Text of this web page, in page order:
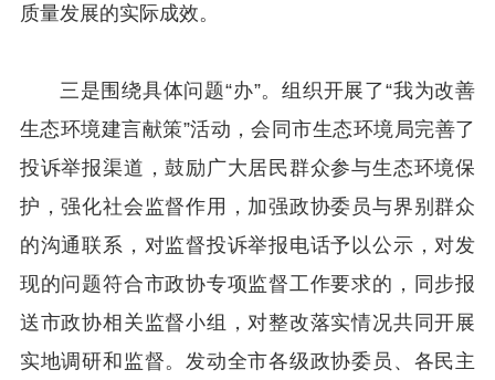
质量发展的实际成效。
三是围绕具体问题“办”。组织开展了“我为改善
生态环境建言献策”活动，会同市生态环境局完善了
投诉举报渠道，鼓励广大居民群众参与生态环境保
护，强化社会监督作用，加强政协委员与界别群众
的沟通联系，对监督投诉举报电话予以公示，对发
现的问题符合市政协专项监督工作要求的，同步报
送市政协相关监督小组，对整改落实情况共同开展
实地调研和监督。发动全市各级政协委员、各民主